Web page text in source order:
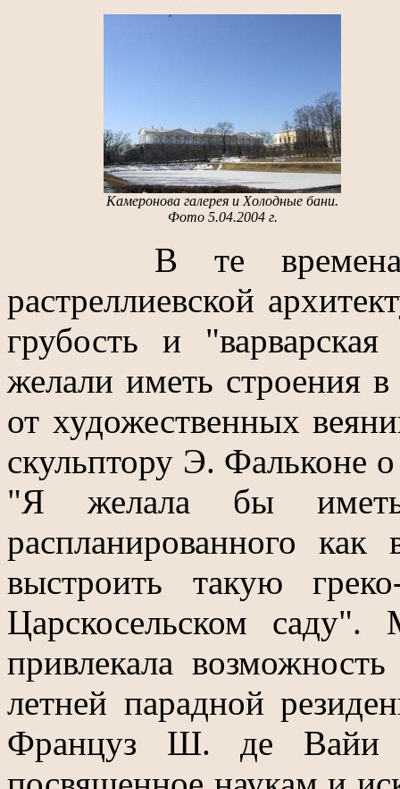
Камеронова галерея и Холодные бани.
Фото 5.04.2004 г.
В те времена
растреллиевской
грубость и
желали иметь строения
от художественных
скульптору Э. Фальконе
"Я желала бы иметь
распланированного
выстроить такую
Царскосельском саду".
привлекала
летней парадной
Француз Ш. де Вайи